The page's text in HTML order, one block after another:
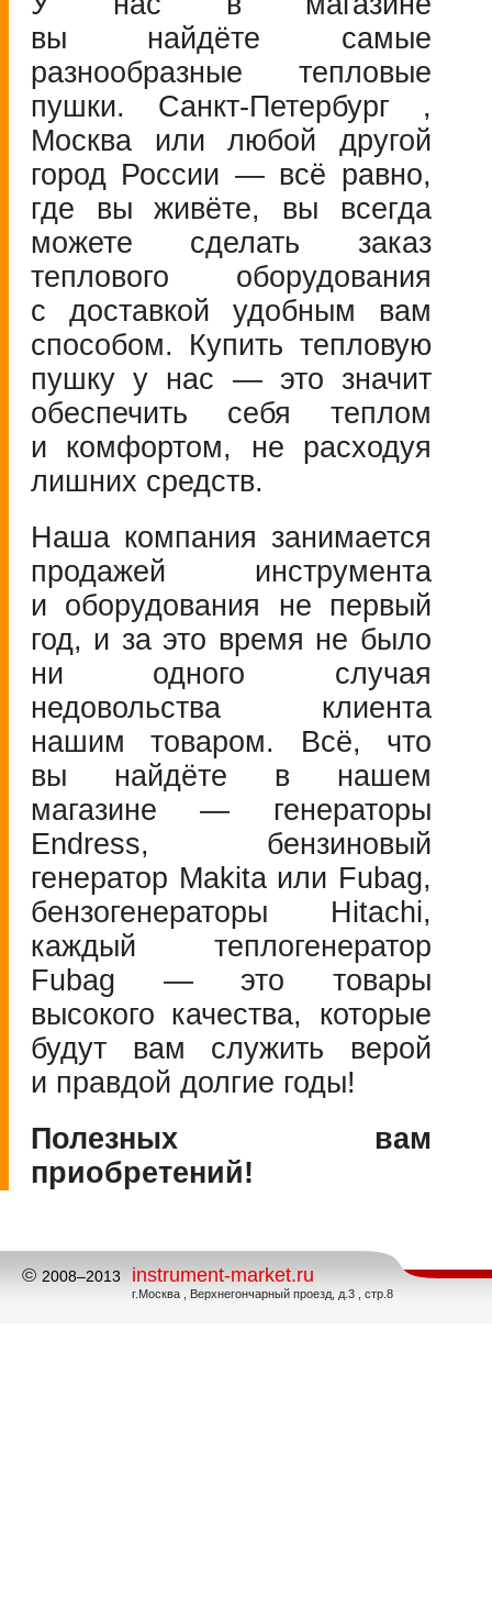
вы найдёте самые
разнообразные тепловые
пушки. Санкт-Петербург ,
Москва или любой другой
город России — всё равно,
где вы живёте, вы всегда
можете сделать заказ
теплового оборудования
с доставкой удобным вам
способом. Купить тепловую
пушку у нас — это значит
обеспечить себя теплом
и комфортом, не расходуя
лишних средств.
Наша компания занимается
продажей инструмента
и оборудования не первый
год, и за это время не было
ни одного случая
недовольства клиента
нашим товаром. Всё, что
вы найдёте в нашем
магазине — генераторы
Endress, бензиновый
генератор Makita или Fubag,
бензогенераторы Hitachi,
каждый теплогенератор
Fubag — это товары
высокого качества, которые
будут вам служить верой
и правдой долгие годы!
Полезных вам
приобретений!
© 2008–2013 instrument-market.ru
г.Москва , Верхнегончарный проезд, д.3 , стр.8